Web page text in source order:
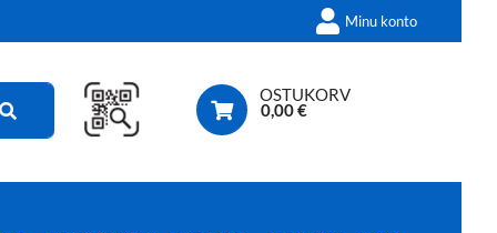
Minu konto
OSTUKORV
0,00€